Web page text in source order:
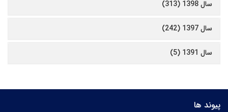
سال 1398 (313)
سال 1397 (242)
سال 1391 (5)
پیوند ها